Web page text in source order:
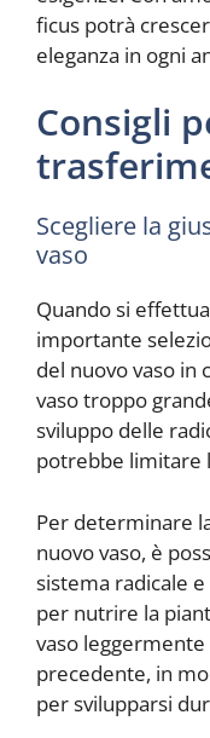
ficus potrà
eleganza in ogni
Consigli
Scegliere la
vaso
Quando si
importante
del nuovo vaso in
vaso troppo
sviluppo delle
potrebbe limitare
Per determinare
nuovo vaso, è
sistema radicale
per nutrire la
vaso
precedente, in
per svilupparsi